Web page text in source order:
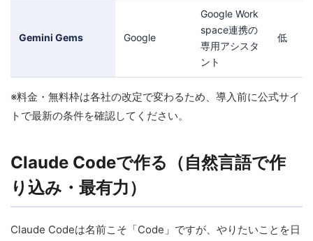
Gemini Gems Google
Google Work
space連携の
専用アシスタ
ント
低
※料金・無料枠は各社の改定で変わるため、導入前に公式サイ
トで最新の条件を確認してください。
Claude Codeで作る（自然言語で作
り込み・最有力）
Claude Codeは名前こそ「Code」ですが、やりたいことを日